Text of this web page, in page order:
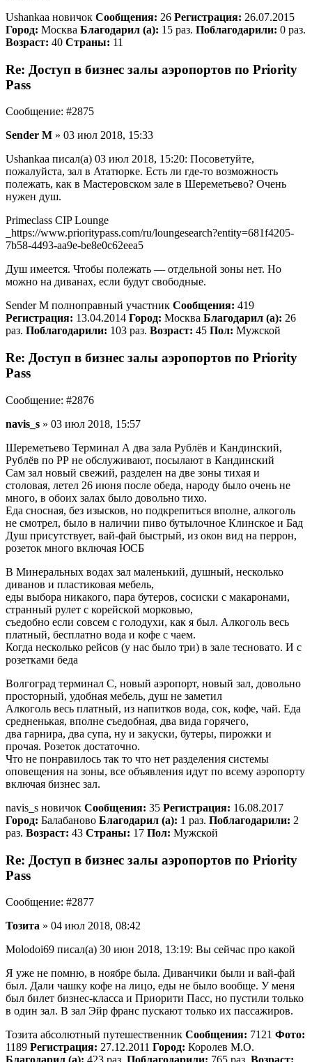
Ushankaa новичок Сообщения: 26 Регистрация: 26.07.2015
Город: Москва Благодарил (а): 15 раз. Поблагодарили: 0 раз.
Возраст: 40 Страны: 11
Re: Доступ в бизнес залы аэропортов по Priority
Pass
Сообщение: #2875
Sender M » 03 июл 2018, 15:33
Ushankaa писал(а) 03 июл 2018, 15:20: Посоветуйте,
пожалуйста, зал в Ататюрке. Есть ли где-то возможность
полежать, как в Мастеровском зале в Шереметьево? Очень
нужен душ.
Primeclass CIP Lounge
_https://www.prioritypass.com/ru/loungesearch?entity=681f4205-
7b58-4493-aa9e-be8e0c62eea5
Душ имеется. Чтобы полежать — отдельной зоны нет. Но
можно на диванах, если будут свободные.
Sender M полноправный участник Сообщения: 419
Регистрация: 13.04.2014 Город: Москва Благодарил (а): 26
раз. Поблагодарили: 103 раз. Возраст: 45 Пол: Мужской
Re: Доступ в бизнес залы аэропортов по Priority
Pass
Сообщение: #2876
navis_s » 03 июл 2018, 15:57
Шереметьево Терминал А два зала Рублёв и Кандинский,
Рублёв по РР не обслуживают, посылают в Кандинский
Сам зал новый свежий, разделен на две зоны тихая и
столовая, летел 26 июня после обеда, народу было очень не
много, в обоих залах было довольно тихо.
Еда сносная, без изысков, но подкрепиться вполне, алкоголь
не смотрел, было в наличии пиво бутылочное Клинское и Бад
Душ присутствует, вай-фай быстрый, из окон вид на перрон,
розеток много включая ЮСБ
В Минеральных водах зал маленький, душный, несколько
диванов и пластиковая мебель,
еды выбора никакого, пара бутеров, сосиски с макаронами,
странный рулет с корейской морковью,
съедобно если совсем с голодухи, как я был. Алкоголь весь
платный, бесплатно вода и кофе с чаем.
Когда несколько рейсов (у нас было три) в зале тесновато. И с
розетками беда
Волгоград терминал С, новый аэропорт, новый зал, довольно
просторный, удобная мебель, душ не заметил
Алкоголь весь платный, из напитков вода, сок, кофе, чай. Еда
средненькая, вполне съедобная, два вида горячего,
два гарнира, два супа, ну и закуски, бутеры, пирожки и
прочая. Розеток достаточно.
Что не понравилось так то что нет разделения системы
оповещения на зоны, все объявления идут по всему аэропорту
включая бизнес зал.
navis_s новичок Сообщения: 35 Регистрация: 16.08.2017
Город: Балабаново Благодарил (а): 1 раз. Поблагодарили: 2
раз. Возраст: 43 Страны: 17 Пол: Мужской
Re: Доступ в бизнес залы аэропортов по Priority
Pass
Сообщение: #2877
Тозита » 04 июл 2018, 08:42
Molodoi69 писал(а) 30 июн 2018, 13:19: Вы сейчас про какой
Я уже не помню, в ноябре была. Диванчики были и вай-фай
был. Дали чашку кофе на лицо, еды не было вообще. У меня
был билет бизнес-класса и Приорити Пасс, но пустили только
в один зал. В зал Эйр франс пускают только их пассажиров.
Тозита абсолютный путешественник Сообщения: 7121 Фото:
1189 Регистрация: 27.12.2011 Город: Королев М.О.